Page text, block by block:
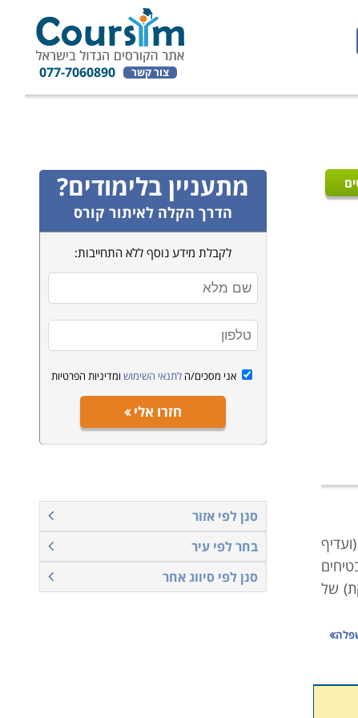
צור קשר 077-7060890
של
את
מתעניין בלימודים?
הדרך הקלה לאיתור קורס
לקבלת מידע נוסף ללא התחייבות:
אני מסכים/הלתנאי השימוש ומדיניות הפרטיות
חזרו אלי
סנן לפי אזור
בחר לפי עיר
סנן לפי סיווג אחר